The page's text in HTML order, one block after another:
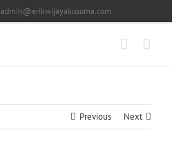
admin@erikwijayakusuma.com
Previous Next